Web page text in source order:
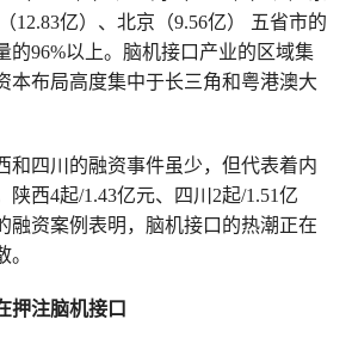
12.83亿）、北京（9.56亿） 五省市的
的96%以上。脑机接口产业的区域集
本布局高度集中于长三角和粤港澳大
和四川的融资事件虽少，但代表着内
陕西4起/1.43亿元、四川2起/1.51亿
融资案例表明，脑机接口的热潮正在
押注脑机接口